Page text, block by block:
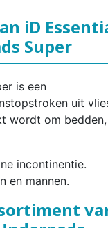
iD
Super
is een
uit
wordt om
incontinentie.
en mannen.